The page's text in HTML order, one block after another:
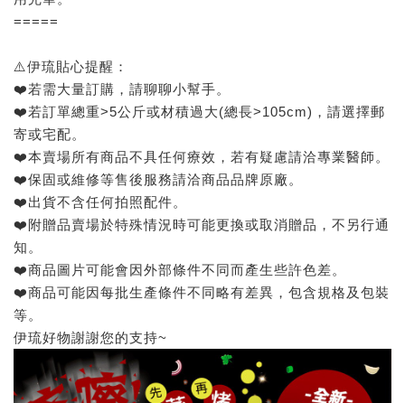
=====
⚠️伊琉貼心提醒：
❤️若需大量訂購，請聊聊小幫手。
❤️若訂單總重>5公斤或材積過大(總長>105cm)，請選擇郵
寄或宅配。
❤️本賣場所有商品不具任何療效，若有疑慮請洽專業醫師。
❤️保固或維修等售後服務請洽商品品牌原廠。
❤️出貨不含任何拍照配件。
❤️附贈品賣場於特殊情況時可能更換或取消贈品，不另行通
知。
❤️商品圖片可能會因外部條件不同而產生些許色差。
❤️商品可能因每批生產條件不同略有差異，包含規格及包裝
等。
伊琉好物謝謝您的支持~